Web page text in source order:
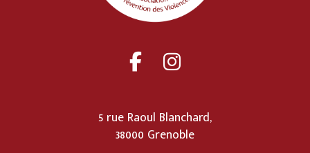
5 rue Raoul Blanchard,
38000 Grenoble